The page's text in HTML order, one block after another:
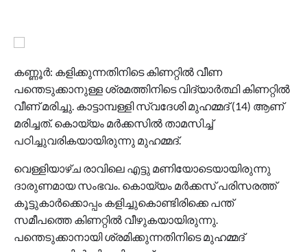
കണ്ണൂർ: കളിക്കുന്നതിനിടെ കിണറ്റിൽ വീണ
പന്തെടുക്കാനുള്ള ശ്രമത്തിനിടെ വിദ്യാർത്ഥി കിണറ്റിൽ
വീണ് മരിച്ചു. കാട്ടാമ്പള്ളി സ്വദേശി മുഹമ്മദ് (14) ആണ്
മരിച്ചത്. കൊയ്യം മർക്കസിൽ താമസിച്ച്
പഠിച്ചുവരികയായിരുന്നു മുഹമ്മദ്.
വെള്ളിയാഴ്ച രാവിലെ എട്ടു മണിയോടെയായിരുന്നു
ദാരുണമായ സംഭവം. കൊയ്യം മർക്കസ് പരിസരത്ത്
കൂട്ടുകാർക്കൊപ്പം കളിച്ചുകൊണ്ടിരിക്കെ പന്ത്
സമീപത്തെ കിണറ്റിൽ വീഴുകയായിരുന്നു.
പന്തെടുക്കാനായി ശ്രമിക്കുന്നതിനിടെ മുഹമ്മദ്